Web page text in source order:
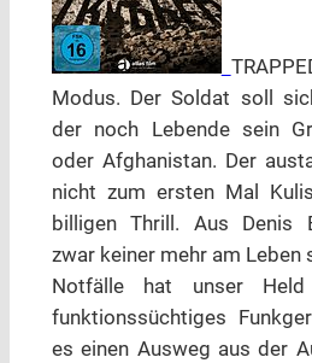
Modus. Der Soldat soll
der noch Lebende sein
oder Afghanistan. Der
nicht zum ersten Mal
billigen Thrill. Aus Denis
zwar keiner mehr am Leben
Notfälle hat unser
funktionssüchtiges
es einen Ausweg aus der